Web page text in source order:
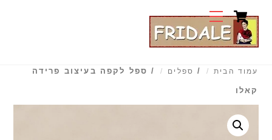
content
MenuCart
עמוד הבית / ספלים / ספל לקפה בעיצוב פרידה
קאלו